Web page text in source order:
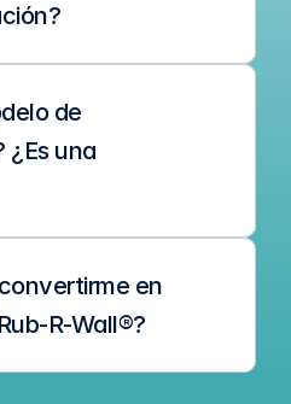
de
¿Es una
en
R-Wall®?